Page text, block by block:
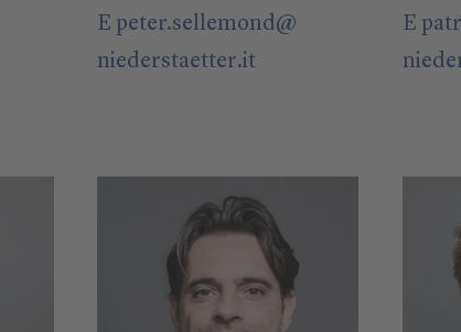
E peter.sellemond@
niederstaetter.it
E